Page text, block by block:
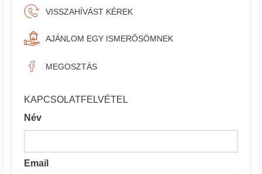
VISSZAHÍVÁST KÉREK
AJÁNLOM EGY ISMERŐSÖMNEK
MEGOSZTÁS
KAPCSOLATFELVÉTEL
Név
Email